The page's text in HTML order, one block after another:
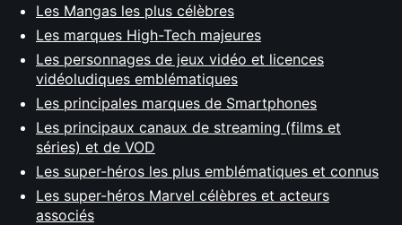
Les Mangas les plus célèbres
Les marques High-Tech majeures
Les personnages de jeux vidéo et licences
vidéoludiques emblématiques
Les principales marques de Smartphones
Les principaux canaux de streaming (films et
séries) et de VOD
Les super-héros les plus emblématiques et connus
Les super-héros Marvel célèbres et acteurs
associés